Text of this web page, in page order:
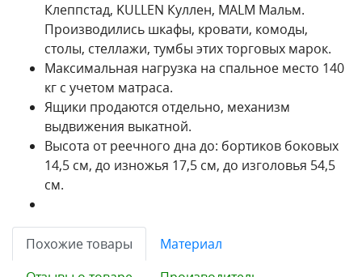
Клеппстад, KULLEN Куллен, MALM Мальм.
Производились шкафы, кровати, комоды,
столы, стеллажи, тумбы этих торговых марок.
Максимальная нагрузка на спальное место 140
кг с учетом матраса.
Ящики продаются отдельно, механизм
выдвижения выкатной.
Высота от реечного дна до: бортиков боковых
14,5 см, до изножья 17,5 см, до изголовья 54,5
см.
Похожие товары
Материал